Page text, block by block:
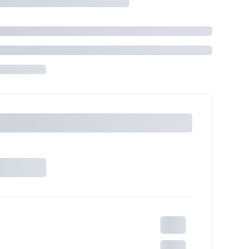
willi itd.). Wybierz jedną z ofert z listy
rezerwacje dla każdego
się z nami,by złożyć
doradcy.
pokoju.